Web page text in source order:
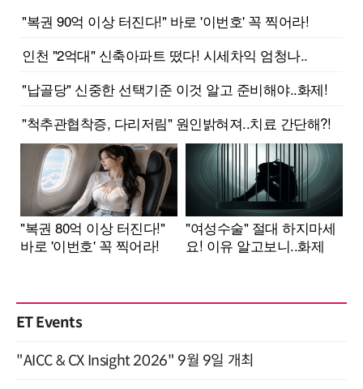
ET Events
"AICC & CX Insight 2026" 9월 9일 개최